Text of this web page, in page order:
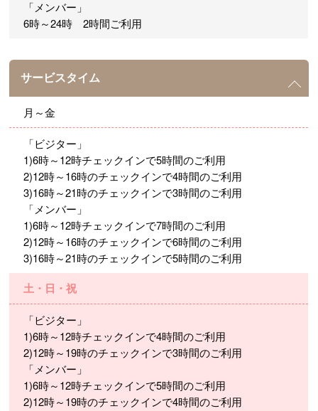
「メンバー」
6時～24時 2時間ご利用
サービスタイム
月～金
「ビジター」
1)6時～12時チェックインで5時間のご利用
2)12時～16時のチェックインで4時間のご利用
3)16時～21時のチェックインで3時間のご利用
「メンバー」
1)6時～12時チェックインで7時間のご利用
2)12時～16時のチェックインで6時間のご利用
3)16時～21時のチェックインで5時間のご利用
土・日・祝
「ビジター」
1)6時～12時チェックインで4時間のご利用
2)12時～19時のチェックインで3時間のご利用
「メンバー」
1)6時～12時チェックインで5時間のご利用
2)12時～19時のチェックインで4時間のご利用